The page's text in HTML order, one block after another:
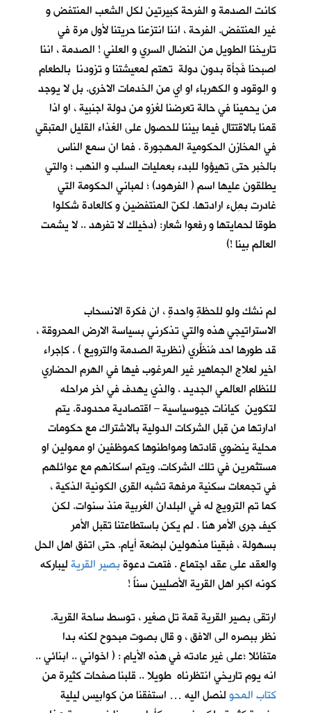
كانت الصدمة و الفرحة كبيرتين لكل الشعب المنتفض و
غير المنتفض. الفرحة ، اننا انتزعنا حريتنا لأول مرة في
تاريخنا الطويل من النضال السري و العلني ! الصدمة ، اننا
اصبحنا فَجأة بدون دولة تهتم لمعيشتنا و تزودنا بالطعام
و الوقود و الكهرباء او اي من الخدمات الاخرى. بل لا يوجد
من يحمينا في حالة تعرضنا لغزو من دولة اجنبية ، او اذا
قمنا بالاقتتال فيما بيننا للحصول على الغذاء القليل المتبقي
في المخازن الحكومية المهجورة . فما ان سمع الناس
بالخبر حتى تهيؤوا للبدء بعمليات السلب و النهب ؛ والتي
يطلقون عليها اسم ( الفرهود) ؛ لمباني الحكومة التي
غادرت بمِلء ارادتها. لكنّ المنتفضين و كالعادة شكلوا
طوقا لحمايتها و رفعوا شعار: (دخيلك لا تفرهد .. لا يشمت
العالم بينا !)
لم نشك ولو للحظةٍ واحدةٍ ، ان فكرة الانسحاب
الاستراتيجي هذه والتي تذكرني بسياسة الارض المحروقة ،
قد طورها احد مُنظِّري (نظرية الصدمة والترويع ) . كإجراء
اخير لعلاج الجماهير غير المرغوب فيها في الهرم الحضاري
للنظام العالمي الجديد . والذي يهدف في اخر مراحله
لتكوين كيانات جيوسياسية – اقتصادية محدودة. يتم
ادارتها من قبل الشركات الدولية بالاشتراك مع حكومات
محلية ينضوي قادتها ومواطنوها كموظفين او ممولين او
مستثمرين في تلك الشركات. ويتم اسكانهم مع عوائلهم
في تجمعات سكنية مرفهة تشبه القرى الكونية الذكية ،
كما تم الترويج له في البلدان الغربية منذ سنوات. لكن
كيف جرى الأمر هنا . لم يكن باستطاعتنا تقبل الأمر
بسهولة ، فبقينا مذهولين لبضعة أيام. حتى اتفق اهل الحل
والعقد على عقد اجتماع . فتمت دعوةبصير القريةليباركه
كونه اكبر اهل القرية الأصليين سناً !
ارتقى بصير القرية قمة تل صغير ، توسط ساحة القرية.
نظر ببصره الى الافق ، و قال بصوت مبحوح لكنه بدا
متفائلا ؛على غير عادته في هذه الأيام : ( اخواني .. ابنائي ..
انه يوم تاريخي انتظرناه طويلا .. قلبنا صفحات كثيرة من
كتاب المحولنصل اليه … استفقنا من كوابيس ليلية